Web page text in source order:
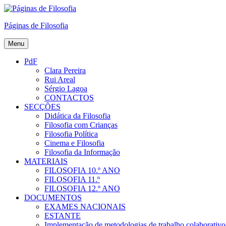
Skip
content
Páginas de Filosofia
Menu
PdF
Clara Pereira
Rui Areal
Sérgio Lagoa
CONTACTOS
SECÇÕES
Didática da Filosofia
Filosofia com Crianças
Filosofia Política
Cinema e Filosofia
Filosofia da Informação
MATERIAIS
FILOSOFIA 10.º ANO
FILOSOFIA 11.º
FILOSOFIA 12.º ANO
DOCUMENTOS
EXAMES NACIONAIS
ESTANTE